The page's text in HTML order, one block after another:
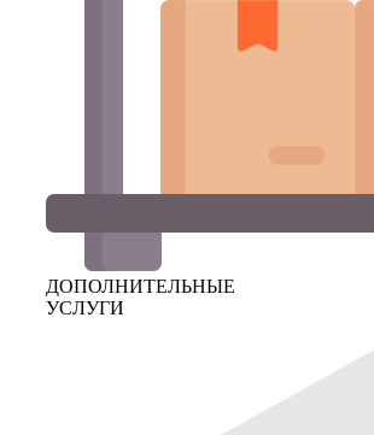
ДОПОЛНИТЕЛЬНЫЕ
УСЛУГИ